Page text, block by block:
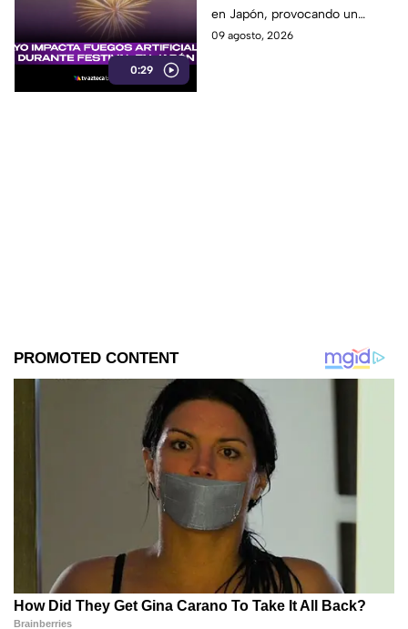
0:29
en Japón, provocando un
momento inesperado que
09 agosto, 2026